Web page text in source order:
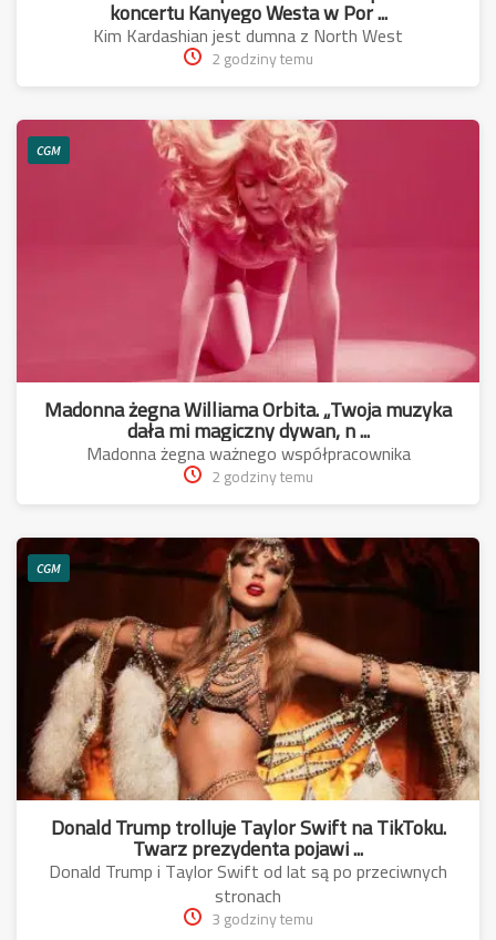
koncertu Kanyego Westa w Por ...
Kim Kardashian jest dumna z North West
2 godziny temu
CGM
Madonna żegna Williama Orbita. „Twoja muzyka
dała mi magiczny dywan, n ...
Madonna żegna ważnego współpracownika
2 godziny temu
CGM
Donald Trump trolluje Taylor Swift na TikToku.
Twarz prezydenta pojawi ...
Donald Trump i Taylor Swift od lat są po przeciwnych
stronach
3 godziny temu